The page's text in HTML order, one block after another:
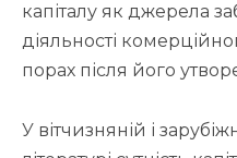
капіталу як джерела
діяльності
порах після його
У вітчизняній і